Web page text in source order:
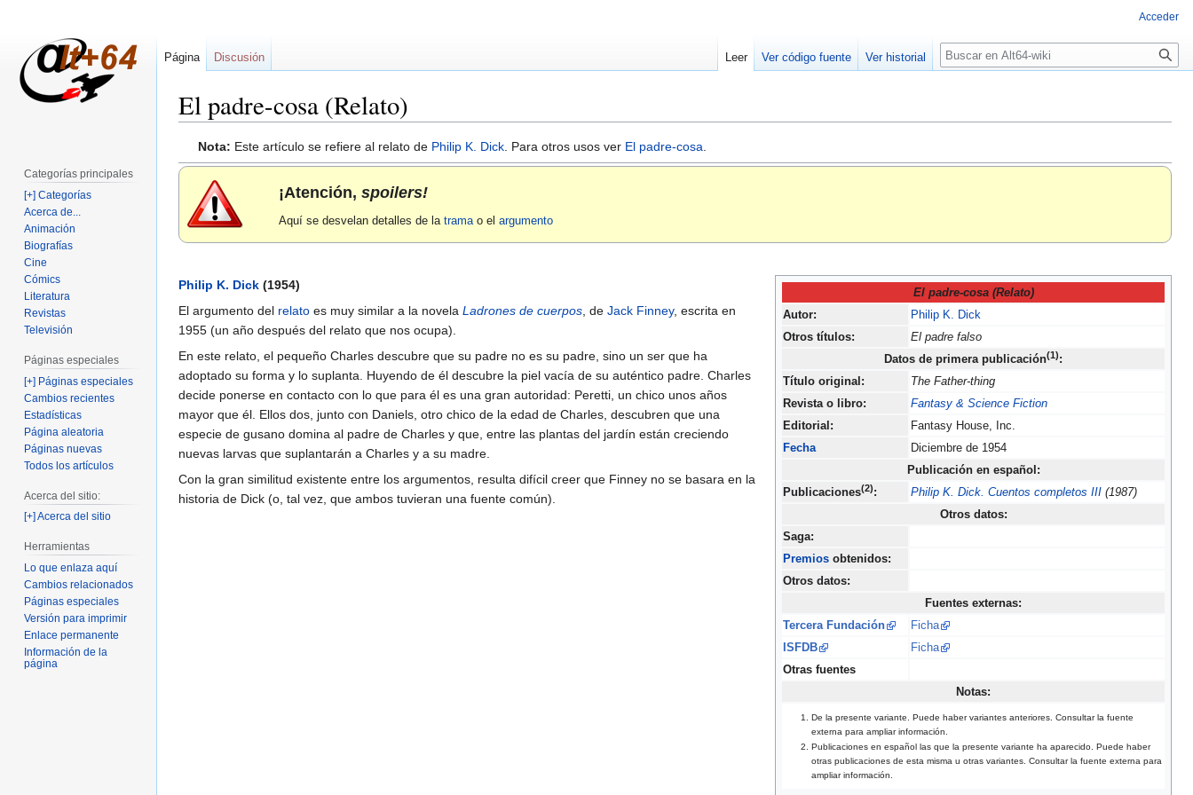
El padre-cosa (Relato)
a
navegación
a
búsqueda
Nota: Este artículo se refiere al relato de Philip K. Dick. Para otros usos ver El padre-cosa.
¡Atención, spoilers!
Aquí se desvelan detalles de la trama o el argumento
El padre-cosa (Relato)
Autor:
Philip K. Dick
Otros títulos:
El padre falso
Datos de primera publicación(1):
Título original:
The Father-thing
Revista o libro:
Fantasy & Science Fiction
Editorial:
Fantasy House, Inc.
Fecha
Diciembre de 1954
Publicación en español:
Publicaciones(2): Philip K. Dick. Cuentos completos III (1987)
Otros datos:
Saga:
Premios obtenidos:
Otros datos:
Fuentes externas:
Tercera Fundación
Ficha
ISFDB
Ficha
Otras fuentes
Notas:
De la presente variante. Puede haber variantes anteriores. Consultar la fuente
externa para ampliar información.
Publicaciones en español las que la presente variante ha aparecido. Puede haber
otras publicaciones de esta misma u otras variantes. Consultar la fuente externa para
ampliar información.
Philip K. Dick (1954)
El argumento del relato es muy similar a la novela Ladrones de cuerpos, de Jack Finney, escrita en
1955 (un año después del relato que nos ocupa).
En este relato, el pequeño Charles descubre que su padre no es su padre, sino un ser que ha
adoptado su forma y lo suplanta. Huyendo de él descubre la piel vacía de su auténtico padre. Charles
decide ponerse en contacto con lo que para él es una gran autoridad: Peretti, un chico unos años
mayor que él. Ellos dos, junto con Daniels, otro chico de la edad de Charles, descubren que una
especie de gusano domina al padre de Charles y que, entre las plantas del jardín están creciendo
nuevas larvas que suplantarán a Charles y a su madre.
Con la gran similitud existente entre los argumentos, resulta difícil creer que Finney no se basara en la
historia de Dick (o, tal vez, que ambos tuvieran una fuente común).
Acceder
Página Discusión Leer Ver código fuente Ver historial Buscar
Categorías principales
[+] Categorías
Acerca de...
Animación
Biografías
Cine
Cómics
Literatura
Revistas
Televisión
Páginas especiales
[+] Páginas especiales
Cambios recientes
Estadísticas
Página aleatoria
Páginas nuevas
Todos los artículos
Acerca del sitio:
[+] Acerca del sitio
Herramientas
Lo que enlaza aquí
Cambios relacionados
Páginas especiales
Versión para imprimir
Enlace permanente
Información de la
página